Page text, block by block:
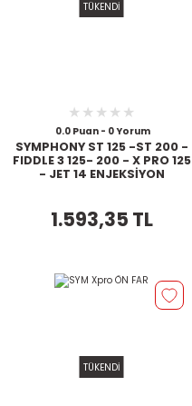
TÜKENDİ
0.0 Puan - 0 Yorum
SYMPHONY ST 125 -ST 200 -
FIDDLE 3 125- 200 - X PRO 125
- JET 14 ENJEKSİYON
1.593,35 TL
TÜKENDİ